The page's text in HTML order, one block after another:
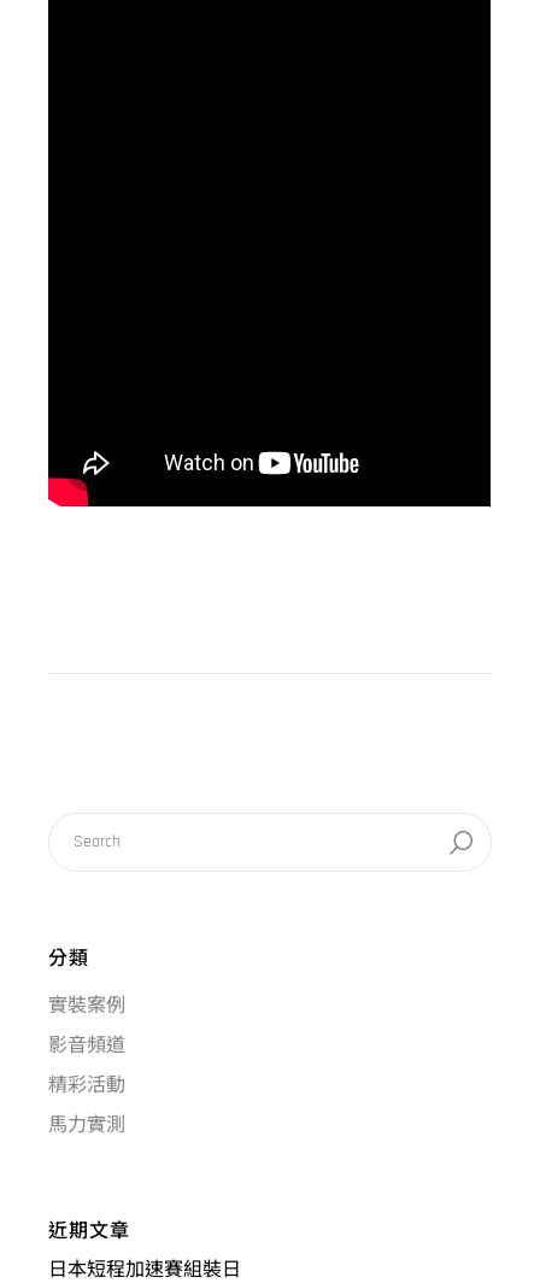
分類
實裝案例
影音頻道
精彩活動
馬力實測
近期文章
日本短程加速賽組裝日